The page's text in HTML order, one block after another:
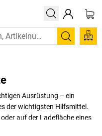
Suchen
Ausrüstung – ein
der wichtigsten Hilfsmittel.
auf der Ladefläche eines
dass Gegenstände